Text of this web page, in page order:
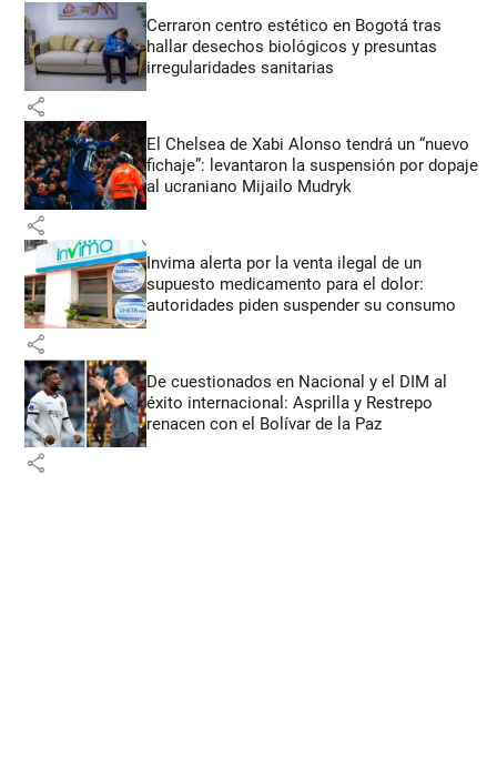
Cerraron centro estético en Bogotá tras
hallar desechos biológicos y presuntas
irregularidades sanitarias
share
El Chelsea de Xabi Alonso tendrá un “nuevo
fichaje”: levantaron la suspensión por dopaje
al ucraniano Mijailo Mudryk
share
Invima alerta por la venta ilegal de un
supuesto medicamento para el dolor:
autoridades piden suspender su consumo
share
De cuestionados en Nacional y el DIM al
éxito internacional: Asprilla y Restrepo
renacen con el Bolívar de la Paz
share